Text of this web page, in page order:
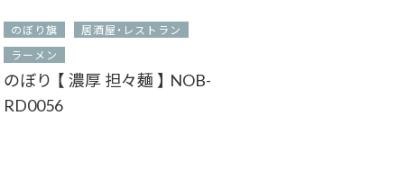
のぼり旗
居酒屋・レストラン
ラーメン
のぼり 【 濃厚 担々麺 】 NOB-
RD0056